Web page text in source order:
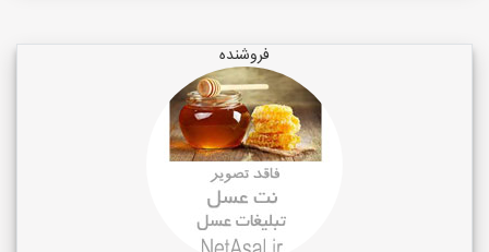
فروشنده